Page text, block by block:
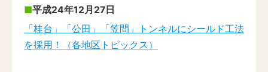
平成24年12月27日
「桂台」「公田」「笠間」トンネルにシールド工法
を採用！（各地区トピックス）